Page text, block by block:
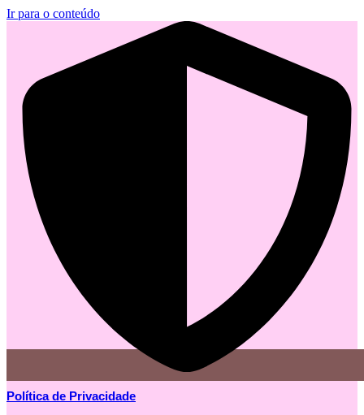
Ir para o conteúdo
Política de Privacidade